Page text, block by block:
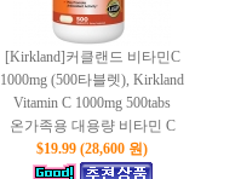
[Kirkland]커클랜드 비타민C
1000mg (500타블렛), Kirkland
Vitamin C 1000mg 500tabs
온가족용 대용량 비타민 C
$19.99 (28,600 원)